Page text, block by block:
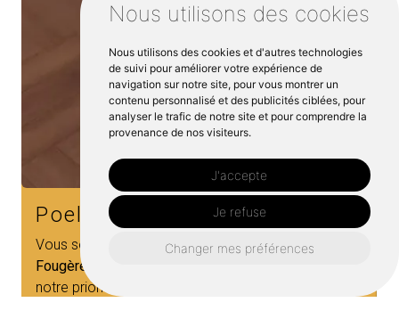
Nous utilisons des cookies
Nous utilisons des cookies et d'autres technologies
de suivi pour améliorer votre expérience de
navigation sur notre site, pour vous montrer un
contenu personnalisé et des publicités ciblées, pour
analyser le trafic de notre site et pour comprendre la
provenance de nos visiteurs.
J'accepte
Je refuse
Changer mes préférences
Cheministe
Vous recherchez un
Cheminées
est à votre disposition sur le secteur de
Fougères.